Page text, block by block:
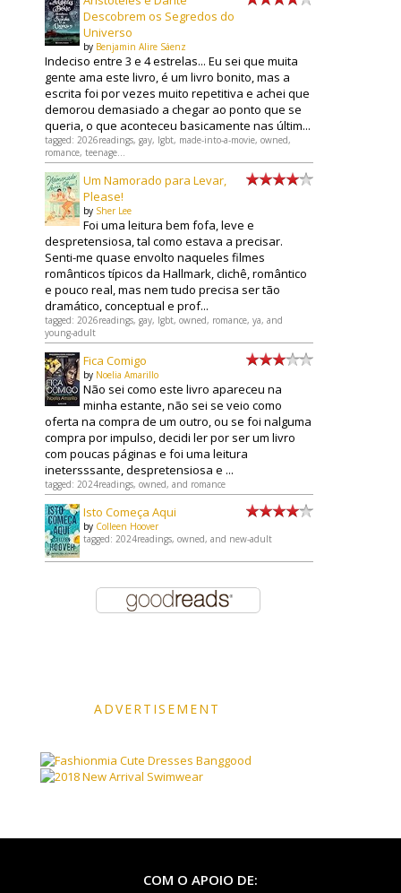
Descobrem os Segredos do
Universo
by Benjamin Alire Sáenz
Indeciso entre 3 e 4 estrelas... Eu sei que muita
gente ama este livro, é um livro bonito, mas a
escrita foi por vezes muito repetitiva e achei que
demorou demasiado a chegar ao ponto que se
queria, o que aconteceu basicamente nas últim...
tagged: 2026readings, gay, lgbt, made-into-a-movie, owned,
romance, teenage...
Um Namorado para Levar,
Please!
by Sher Lee
Foi uma leitura bem fofa, leve e
despretensiosa, tal como estava a precisar.
Senti-me quase envolto naqueles filmes
românticos típicos da Hallmark, clichê, romântico
e pouco real, mas nem tudo precisa ser tão
dramático, conceptual e prof...
tagged: 2026readings, gay, lgbt, owned, romance, ya, and
young-adult
Fica Comigo
by Noelia Amarillo
Não sei como este livro apareceu na
minha estante, não sei se veio como
oferta na compra de um outro, ou se foi nalguma
compra por impulso, decidi ler por ser um livro
com poucas páginas e foi uma leitura
inetersssante, despretensiosa e ...
tagged: 2024readings, owned, and romance
Isto Começa Aqui
by Colleen Hoover
tagged: 2024readings, owned, and new-adult
ADVERTISEMENT
Banggood
COM O APOIO DE: